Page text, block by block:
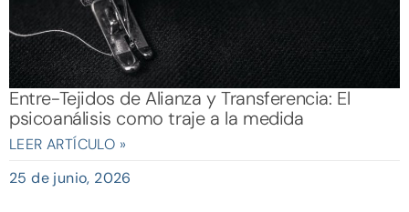
Entre-Tejidos de Alianza y Transferencia: El
psicoanálisis como traje a la medida
LEER ARTÍCULO »
25 de junio, 2026